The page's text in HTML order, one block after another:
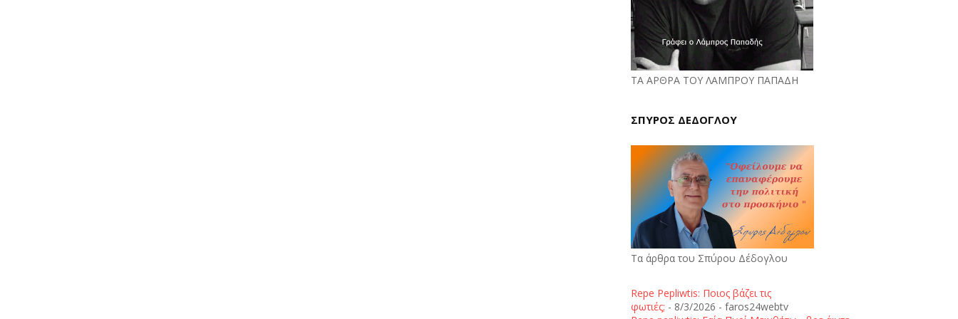
ΤΑ ΑΡΘΡΑ ΤΟΥ ΛΑΜΠΡΟΥ ΠΑΠΑΔΗ
ΣΠΥΡΟΣ ΔΕΔΟΓΛΟΥ
Τα άρθρα του Σπύρου Δέδογλου
Repe Pepliwtis: Ποιος βάζει τις
φωτιές; - 8/3/2026 - faros24webtv